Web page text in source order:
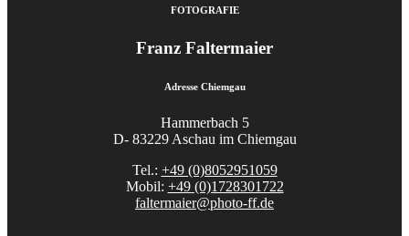
FOTOGRAFIE
Franz Faltermaier
Adresse Chiemgau
Hammerbach 5
D- 83229 Aschau im Chiemgau
Tel.: +49 (0)8052951059
Mobil: +49 (0)1728301722
faltermaier@photo-ff.de